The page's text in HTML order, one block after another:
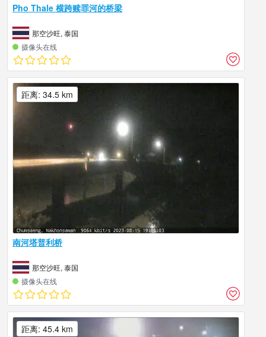
Pho Thale 横跨赎罪河的桥梁
那空沙旺, 泰国
摄像头在线
南河塔普利桥
那空沙旺, 泰国
摄像头在线
距离: 34.5 km
距离: 45.4 km